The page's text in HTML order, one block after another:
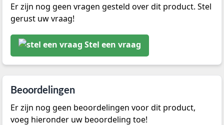
Er zijn nog geen vragen gesteld over dit product. Stel
gerust uw vraag!
Stel een vraag
Beoordelingen
Er zijn nog geen beoordelingen voor dit product,
voeg hieronder uw beoordeling toe!